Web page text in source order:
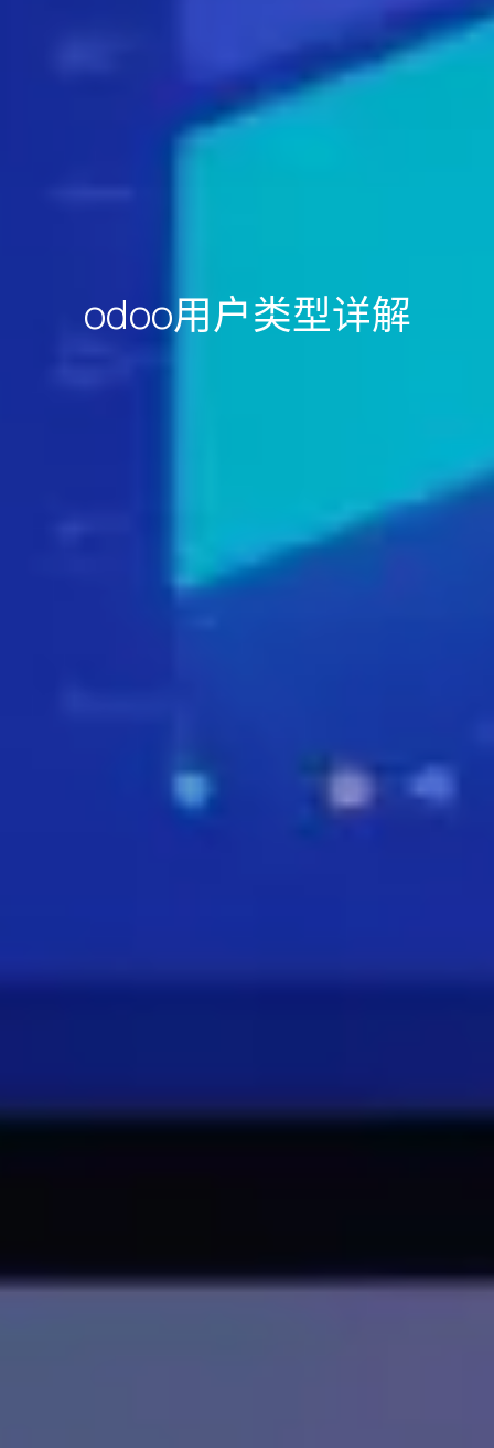
odoo用户类型详解